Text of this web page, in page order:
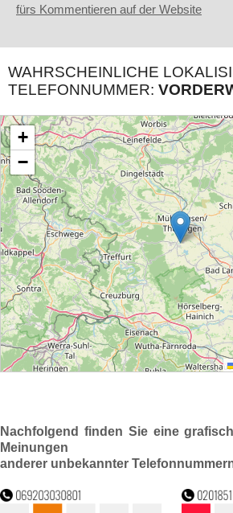
fürs Kommentieren auf der Website
WAHRSCHEINLICHE
TELEFONNUMMER:
Nachfolgend finden Sie eine
Meinungen
anderer unbekannter